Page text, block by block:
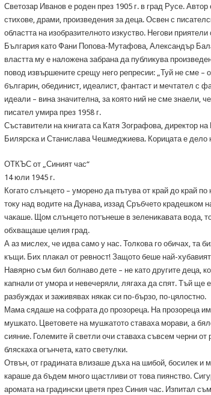
Светозар Иванов е роден през 1905 г. в град Русе.
стихове, драми, произведения за деца. Освен с
областта на изобразителното изкуство. Негови
България като Фани Попова-Мутафова, Александър
властта му е наложена забрана да публикува
повод извършените срещу него репресии: „Туй не сме –
българин, обединист, идеалист, фантаст и мечтател с
идеали – вина значителна, за която ний не сме знаели,
писател умира през 1958 г.
Съставители на книгата са Катя Зографова, директор
Билярска и Станислава Чешмеджиева. Корицата е дело
ОТКЪС от „Синият час“
14 юли 1945 г.
Когато слънцето – уморено да пътува от край до край
току над водите на Дунава, иззад Сръбчето крадешком
чакаше. Щом слънцето потънеше в зеленикавата вода,
обхващаше целия град.
А аз мислех, че идва само у нас. Толкова го обичах, та
къщи. Бих плакал от ревност! Защото беше най-
Навярно съм бил болнаво дете – не като другите деца,
капнали от умора и невечеряли, лягаха да спят. Тъй ще
разбуждах и заживявах някак си по-бързо, по-цялостно.
Мама сядаше на софрата до прозореца. На прозореца
мушкато. Цветовете на мушкатото ставаха морави, а
сияние. Големите й светли очи ставаха съвсем черни от
бляскаха огънчета, като светулки.
Отвън, от градината влизаше дъха на шибой, босилек и
караше да бъдем много щастливи от това пиянство.
аромата на градински цветя през Синия час. Изпитал